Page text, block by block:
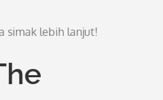
simak lebih lanjut!